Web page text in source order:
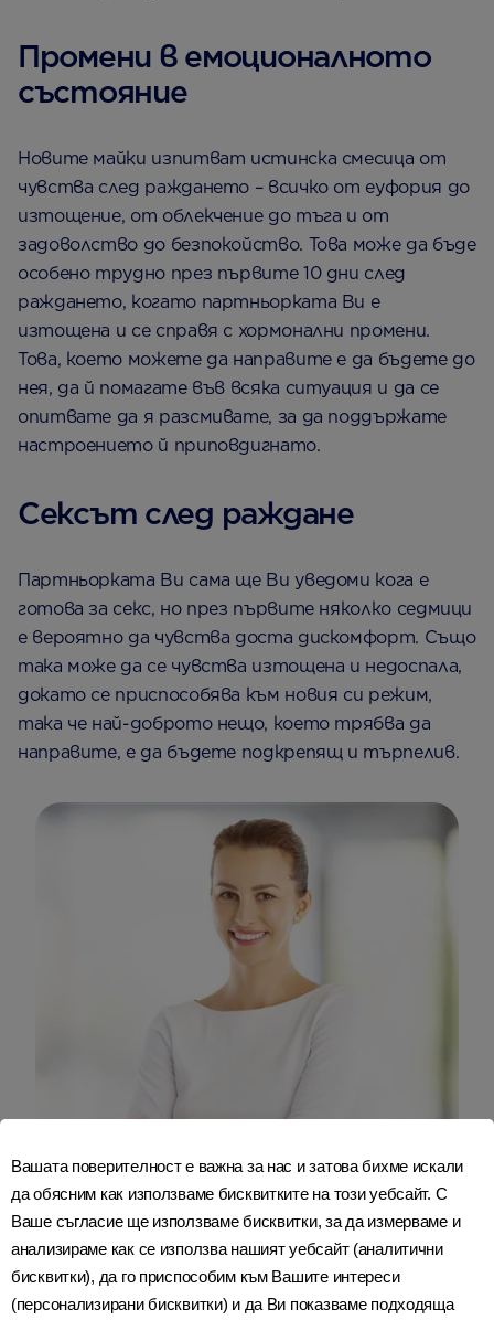
Промени в емоционалното
състояние
Новите майки изпитват истинска смесица от
чувства след раждането – всичко от еуфория до
изтощение, от облекчение до тъга и от
задоволство до безпокойство. Това може да бъде
особено трудно през първите 10 дни след
раждането, когато партньорката Ви е
изтощена и се справя с хормонални промени.
Това, което можете да направите е да бъдете до
нея, да й помагате във всяка ситуация и да се
опитвате да я разсмивате, за да поддържате
настроението й приповдигнато.
Сексът след раждане
Партньорката Ви сама ще Ви уведоми кога е
готова за секс, но през първите няколко седмици
е вероятно да чувства доста дискомфорт. Също
така може да се чувства изтощена и недоспала,
докато се приспособява към новия си режим,
така че най-доброто нещо, което трябва да
направите, е да бъдете подкрепящ и търпелив.
Бъдещето здраве на Вашето
бебе започва тук
Вашата поверителност е важна за нас и затова бихме искали
да обясним как използваме бисквитките на този уебсайт. С
Ваше съгласие ще използваме бисквитки, за да измерваме и
анализираме как се използва нашият уебсайт (аналитични
бисквитки), да го приспособим към Вашите интереси
(персонализирани бисквитки) и да Ви показваме подходяща